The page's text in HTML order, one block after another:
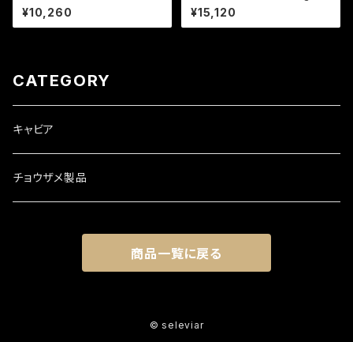
コンブキャビア）】室屋一粒昆布
入り 10g
¥10,260 ¥15,120
CATEGORY
キャビア
チョウザメ製品
商品一覧に戻る
© seleviar